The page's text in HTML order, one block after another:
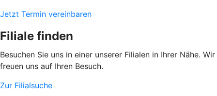
Jetzt Termin vereinbaren
Filiale finden
Besuchen Sie uns in einer unserer Filialen in Ihrer Nähe. Wir
freuen uns auf Ihren Besuch.
Zur Filialsuche